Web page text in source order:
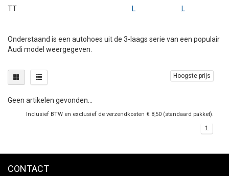
TT
L L
Onderstaand is een autohoes uit de 3-laags serie van een populair
Audi model weergegeven.
Hoogste prijs
Geen artikelen gevonden...
Inclusief BTW en exclusief de verzendkosten € 8,50 (standaard pakket).
1
CONTACT